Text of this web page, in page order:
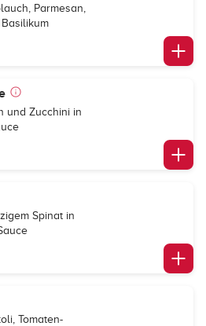
Parmesan,
und Zucchini in
Spinat in
Tomaten-